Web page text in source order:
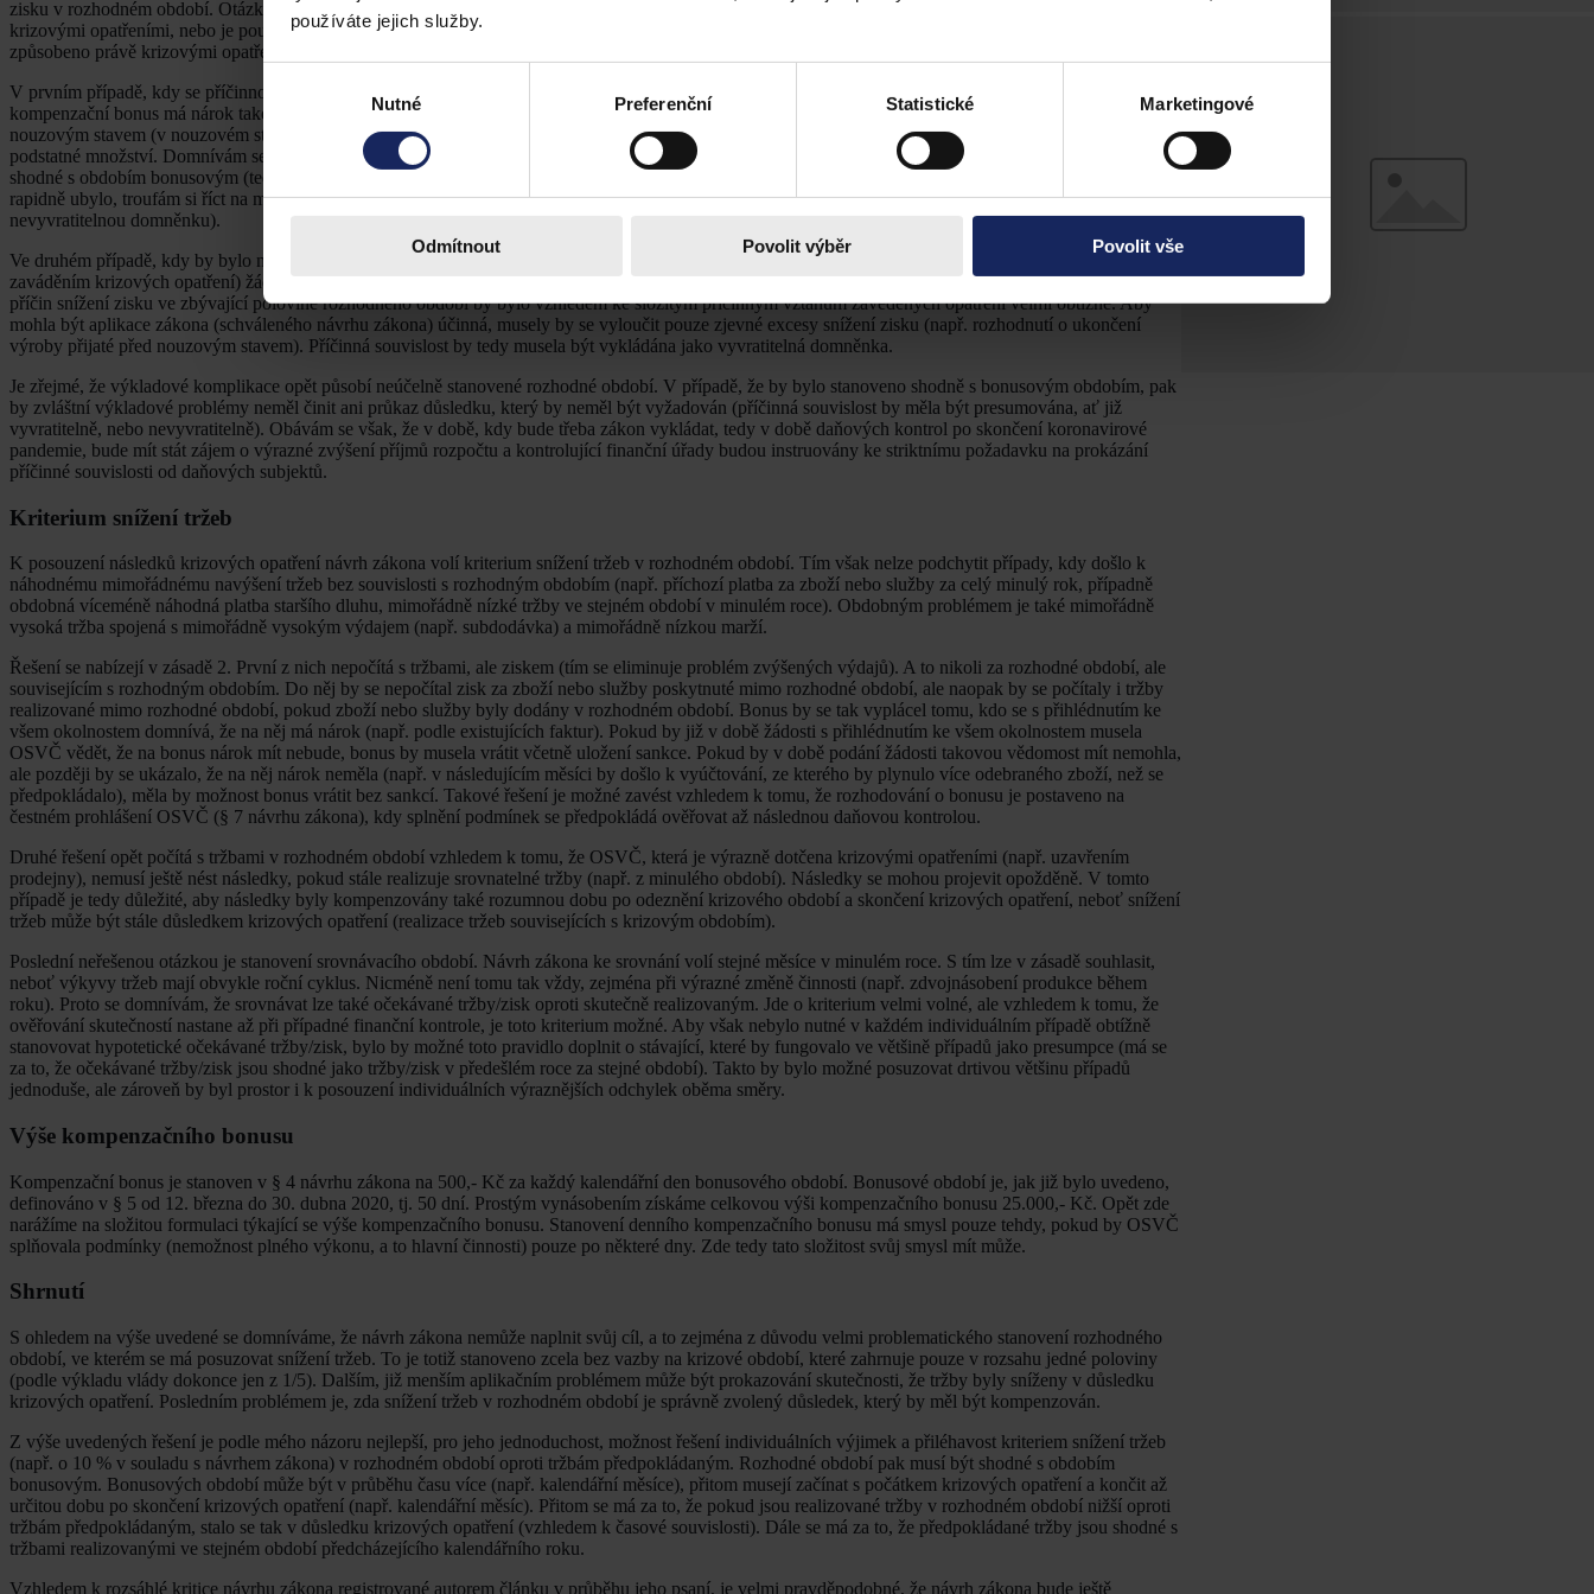
používáte jejich služby.
souhlasu
Nutné Preferenční Statistické Marketingové
Odmítnout Povolit výběr Povolit vše
zisku v rozhodném období. Otázkou zůstává, zda snížení zisku v rozhodném období je dostačující podmínkou pro prokázání následků souvisejících s
krizovými opatřeními, nebo je pouze podmínkou nutnou a bude třeba (v případě potřeby, např. při kontrole) prokazovat i skutečnost, že snížení bylo
způsobeno právě krizovými opatřeními.
V prvním případě, kdy se příčinnou souvislostí nebude třeba zabývat, bychom vzhledem ke stanovení rozhodného období (viz výše) došli k závěru, že na
kompenzační bonus má nárok také OSVČ, která krizovými opatřeními nebyla vůbec dotčena, přičemž ke snížení zisku došlo z jiných důvodů ještě před
nouzovým stavem (v nouzovém stavu se jí např. zisky vrátily na původní úroveň). To jistě nebyl záměr předkladatele, nicméně takových situací může nastat
podstatné množství. Domnívám se, že tato disproporce nastává pouze z důvodu nesprávně zvoleného rozhodného období. Pokud by rozhodné období bylo
shodné s obdobím bonusovým (tedy od vyhlášení nouzového stavu), reálných situací, kdy došlo k snížení zisku bez souvislostí s krizovými opatřeními by
rapidně ubylo, troufám si říct na marginální úroveň. Bylo by tedy možné používat výlučně kriterium snížení zisku bez průkazu příčinné souvislosti (jako
nevyvratitelnou domněnku).
Ve druhém případě, kdy by bylo nutné prokazovat, že snížení zisku je důsledkem krizových opatření, zásadně nemá polovina rozhodného období (před
zaváděním krizových opatření) žádný smysl. Zde by bylo možné téměř paušálně snížení zisku jako důsledek krizových opatření odmítnout. Posuzování
příčin snížení zisku ve zbývající polovině rozhodného období by bylo vzhledem ke složitým příčinným vztahům zavedených opatření velmi obtížné. Aby
mohla být aplikace zákona (schváleného návrhu zákona) účinná, musely by se vyloučit pouze zjevné excesy snížení zisku (např. rozhodnutí o ukončení
výroby přijaté před nouzovým stavem). Příčinná souvislost by tedy musela být vykládána jako vyvratitelná domněnka.
Je zřejmé, že výkladové komplikace opět působí neúčelně stanovené rozhodné období. V případě, že by bylo stanoveno shodně s bonusovým obdobím, pak
by zvláštní výkladové problémy neměl činit ani průkaz důsledku, který by neměl být vyžadován (příčinná souvislost by měla být presumována, ať již
vyvratitelně, nebo nevyvratitelně). Obávám se však, že v době, kdy bude třeba zákon vykládat, tedy v době daňových kontrol po skončení koronavirové
pandemie, bude mít stát zájem o výrazné zvýšení příjmů rozpočtu a kontrolující finanční úřady budou instruovány ke striktnímu požadavku na prokázání
příčinné souvislosti od daňových subjektů.
Kriterium snížení tržeb
K posouzení následků krizových opatření návrh zákona volí kriterium snížení tržeb v rozhodném období. Tím však nelze podchytit případy, kdy došlo k
náhodnému mimořádnému navýšení tržeb bez souvislosti s rozhodným obdobím (např. příchozí platba za zboží nebo služby za celý minulý rok, případně
obdobná víceméně náhodná platba staršího dluhu, mimořádně nízké tržby ve stejném období v minulém roce). Obdobným problémem je také mimořádně
vysoká tržba spojená s mimořádně vysokým výdajem (např. subdodávka) a mimořádně nízkou marží.
Řešení se nabízejí v zásadě 2. První z nich nepočítá s tržbami, ale ziskem (tím se eliminuje problém zvýšených výdajů). A to nikoli za rozhodné období, ale
souvisejícím s rozhodným obdobím. Do něj by se nepočítal zisk za zboží nebo služby poskytnuté mimo rozhodné období, ale naopak by se počítaly i tržby
realizované mimo rozhodné období, pokud zboží nebo služby byly dodány v rozhodném období. Bonus by se tak vyplácel tomu, kdo se s přihlédnutím ke
všem okolnostem domnívá, že na něj má nárok (např. podle existujících faktur). Pokud by již v době žádosti s přihlédnutím ke všem okolnostem musela
OSVČ vědět, že na bonus nárok mít nebude, bonus by musela vrátit včetně uložení sankce. Pokud by v době podání žádosti takovou vědomost mít nemohla,
ale později by se ukázalo, že na něj nárok neměla (např. v následujícím měsíci by došlo k vyúčtování, ze kterého by plynulo více odebraného zboží, než se
předpokládalo), měla by možnost bonus vrátit bez sankcí. Takové řešení je možné zavést vzhledem k tomu, že rozhodování o bonusu je postaveno na
čestném prohlášení OSVČ (§ 7 návrhu zákona), kdy splnění podmínek se předpokládá ověřovat až následnou daňovou kontrolou.
Druhé řešení opět počítá s tržbami v rozhodném období vzhledem k tomu, že OSVČ, která je výrazně dotčena krizovými opatřeními (např. uzavřením
prodejny), nemusí ještě nést následky, pokud stále realizuje srovnatelné tržby (např. z minulého období). Následky se mohou projevit opožděně. V tomto
případě je tedy důležité, aby následky byly kompenzovány také rozumnou dobu po odeznění krizového období a skončení krizových opatření, neboť snížení
tržeb může být stále důsledkem krizových opatření (realizace tržeb souvisejících s krizovým obdobím).
Poslední neřešenou otázkou je stanovení srovnávacího období. Návrh zákona ke srovnání volí stejné měsíce v minulém roce. S tím lze v zásadě souhlasit,
neboť výkyvy tržeb mají obvykle roční cyklus. Nicméně není tomu tak vždy, zejména při výrazné změně činnosti (např. zdvojnásobení produkce během
roku). Proto se domnívám, že srovnávat lze také očekávané tržby/zisk oproti skutečně realizovaným. Jde o kriterium velmi volné, ale vzhledem k tomu, že
ověřování skutečností nastane až při případné finanční kontrole, je toto kriterium možné. Aby však nebylo nutné v každém individuálním případě obtížně
stanovovat hypotetické očekávané tržby/zisk, bylo by možné toto pravidlo doplnit o stávající, které by fungovalo ve většině případů jako presumpce (má se
za to, že očekávané tržby/zisk jsou shodné jako tržby/zisk v předešlém roce za stejné období). Takto by bylo možné posuzovat drtivou většinu případů
jednoduše, ale zároveň by byl prostor i k posouzení individuálních výraznějších odchylek oběma směry.
Výše kompenzačního bonusu
Kompenzační bonus je stanoven v § 4 návrhu zákona na 500,- Kč za každý kalendářní den bonusového období. Bonusové období je, jak již bylo uvedeno,
definováno v § 5 od 12. března do 30. dubna 2020, tj. 50 dní. Prostým vynásobením získáme celkovou výši kompenzačního bonusu 25.000,- Kč. Opět zde
narážíme na složitou formulaci týkající se výše kompenzačního bonusu. Stanovení denního kompenzačního bonusu má smysl pouze tehdy, pokud by OSVČ
splňovala podmínky (nemožnost plného výkonu, a to hlavní činnosti) pouze po některé dny. Zde tedy tato složitost svůj smysl mít může.
Shrnutí
S ohledem na výše uvedené se domníváme, že návrh zákona nemůže naplnit svůj cíl, a to zejména z důvodu velmi problematického stanovení rozhodného
období, ve kterém se má posuzovat snížení tržeb. To je totiž stanoveno zcela bez vazby na krizové období, které zahrnuje pouze v rozsahu jedné poloviny
(podle výkladu vlády dokonce jen z 1/5). Dalším, již menším aplikačním problémem může být prokazování skutečnosti, že tržby byly sníženy v důsledku
krizových opatření. Posledním problémem je, zda snížení tržeb v rozhodném období je správně zvolený důsledek, který by měl být kompenzován.
Z výše uvedených řešení je podle mého názoru nejlepší, pro jeho jednoduchost, možnost řešení individuálních výjimek a přiléhavost kriteriem snížení tržeb
(např. o 10 % v souladu s návrhem zákona) v rozhodném období oproti tržbám předpokládaným. Rozhodné období pak musí být shodné s obdobím
bonusovým. Bonusových období může být v průběhu času více (např. kalendářní měsíce), přitom musejí začínat s počátkem krizových opatření a končit až
určitou dobu po skončení krizových opatření (např. kalendářní měsíc). Přitom se má za to, že pokud jsou realizované tržby v rozhodném období nižší oproti
tržbám předpokládaným, stalo se tak v důsledku krizových opatření (vzhledem k časové souvislosti). Dále se má za to, že předpokládané tržby jsou shodné s
tržbami realizovanými ve stejném období předcházejícího kalendářního roku.
Vzhledem k rozsáhlé kritice návrhu zákona registrované autorem článku v průběhu jeho psaní, je velmi pravděpodobné, že návrh zákona bude ještě